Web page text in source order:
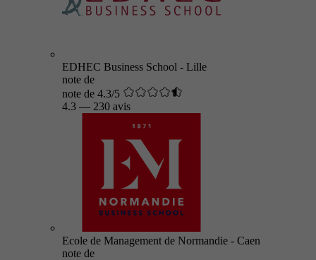
EDHEC Business School - Lille
note de
note de 4.3/5
4.3 — 230 avis
Ecole de Management de Normandie - Caen
note de